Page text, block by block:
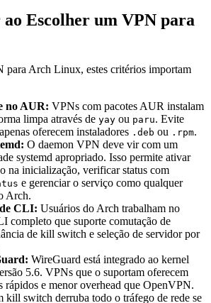
Escolher um VPN para
para Arch Linux, estes critérios importam
no AUR: VPNs com pacotes AUR instalam
limpa através de yay ou paru. Evite
oferecem instaladores .deb ou .rpm.
O daemon VPN deve vir com um
systemd apropriado. Isso permite ativar
na inicialização, verificar status com
e gerenciar o serviço como qualquer
Arch.
CLI: Usuários do Arch trabalham no
completo que suporte comutação de
de kill switch e seleção de servidor por
WireGuard está integrado ao kernel
5.6. VPNs que o suportam oferecem
rápidos e menor overhead que OpenVPN.
kill switch derruba todo o tráfego de rede se